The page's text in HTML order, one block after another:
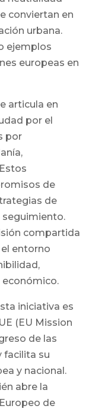
conviertan en
urbana.
ejemplos
europeas en
articula en
por el
por
de
de
seguimiento.
compartida
entorno
económico.
iniciativa es
(EU Mission
de las
facilita su
y nacional.
abre la
de